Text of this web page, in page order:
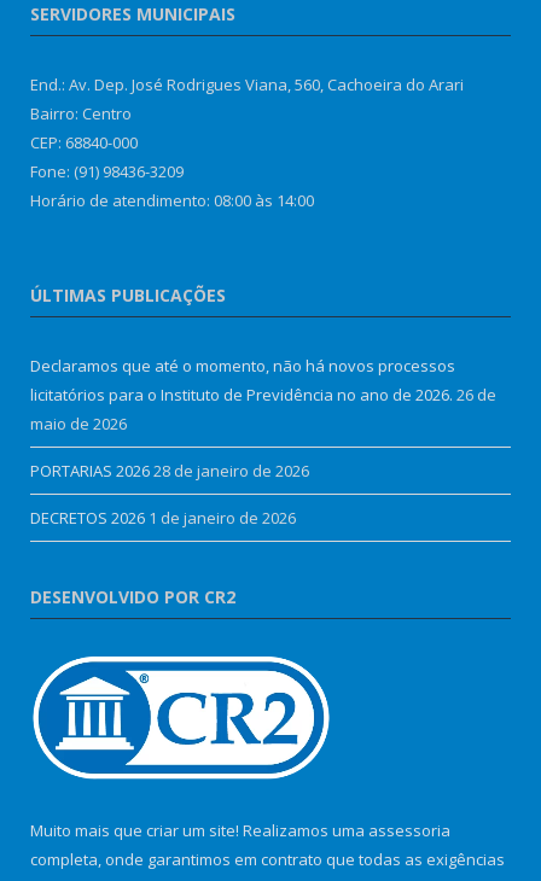
SERVIDORES MUNICIPAIS
End.: Av. Dep. José Rodrigues Viana, 560, Cachoeira do Arari
Bairro: Centro
CEP: 68840-000
Fone: (91) 98436-3209
Horário de atendimento: 08:00 às 14:00
ÚLTIMAS PUBLICAÇÕES
Declaramos que até o momento, não há novos processos
licitatórios para o Instituto de Previdência no ano de 2026. 26 de
maio de 2026
PORTARIAS 202628 de janeiro de 2026
DECRETOS 2026 1 de janeiro de 2026
DESENVOLVIDO POR CR2
Muito mais que criar um site! Realizamos uma assessoria
completa, onde garantimos em contrato que todas as exigências